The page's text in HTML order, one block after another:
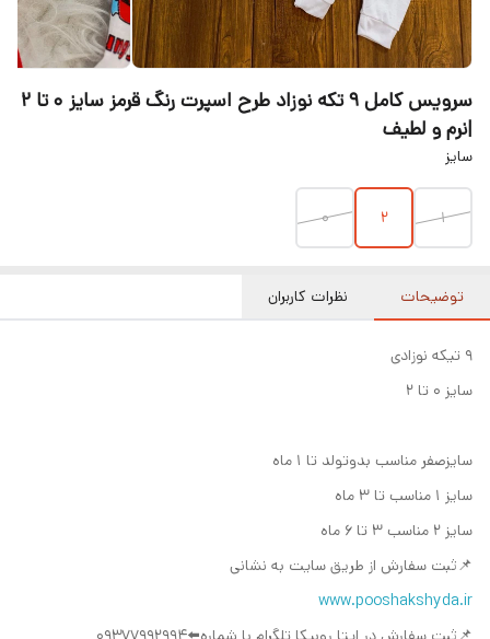
سرویس کامل ۹ تکه نوزاد طرح اسپرت رنگ قرمز سایز ۰ تا ۲
|نرم و لطیف
سایز
۱ ۲ ۰
توضیحات نظرات کاربران
۹ تیکه نوزادی
سایز ۰ تا ۲
سایزصفر مناسب بدو‌تولد تا ۱ ماه
سایز ۱ مناسب تا ۳ ماه
سایز ۲ مناسب ۳ تا ۶ ماه
📌ثبت سفارش از طریق سایت به نشانی
www.pooshakshyda.ir